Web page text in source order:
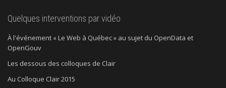
Quelques interventions par vidéo
À l'événement « Le Web à Québec » au sujet du OpenData et
OpenGouv
Les dessous des colloques de Clair
Au Colloque Clair 2015